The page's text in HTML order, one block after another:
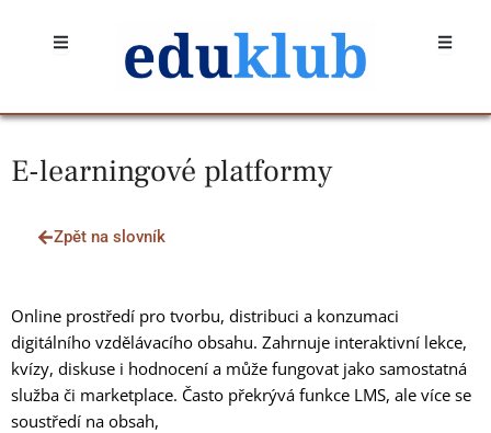
Open Open
E-learningové platformy
Zpět na slovník
Online prostředí pro tvorbu, distribuci a konzumaci
digitálního vzdělávacího obsahu. Zahrnuje interaktivní lekce,
kvízy, diskuse i hodnocení a může fungovat jako samostatná
služba či marketplace. Často překrývá funkce LMS, ale více se
soustředí na obsah,